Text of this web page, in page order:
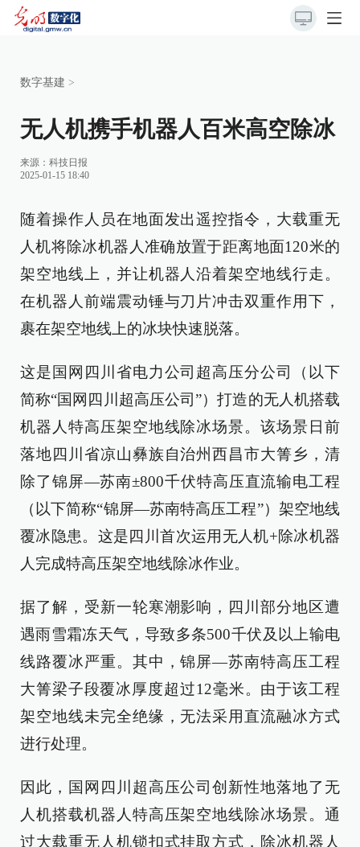
数字基建 >
无人机携手机器人百米高空除冰
来源： 科技日报
2025-01-15 18:40
随着操作人员在地面发出遥控指令，大载重无
人机将除冰机器人准确放置于距离地面120米的
架空地线上，并让机器人沿着架空地线行走。
在机器人前端震动锤与刀片冲击双重作用下，
裹在架空地线上的冰块快速脱落。
这是国网四川省电力公司超高压分公司（以下
简称“国网四川超高压公司”）打造的无人机搭载
机器人特高压架空地线除冰场景。该场景日前
落地四川省凉山彝族自治州西昌市大箐乡，清
除了锦屏—苏南±800千伏特高压直流输电工程
（以下简称“锦屏—苏南特高压工程”）架空地线
覆冰隐患。这是四川首次运用无人机+除冰机器
人完成特高压架空地线除冰作业。
据了解，受新一轮寒潮影响，四川部分地区遭
遇雨雪霜冻天气，导致多条500千伏及以上输电
线路覆冰严重。其中，锦屏—苏南特高压工程
大箐梁子段覆冰厚度超过12毫米。由于该工程
架空地线未完全绝缘，无法采用直流融冰方式
进行处理。
因此，国网四川超高压公司创新性地落地了无
人机搭载机器人特高压架空地线除冰场景。通
过大载重无人机锁扣式挂取方式，除冰机器人